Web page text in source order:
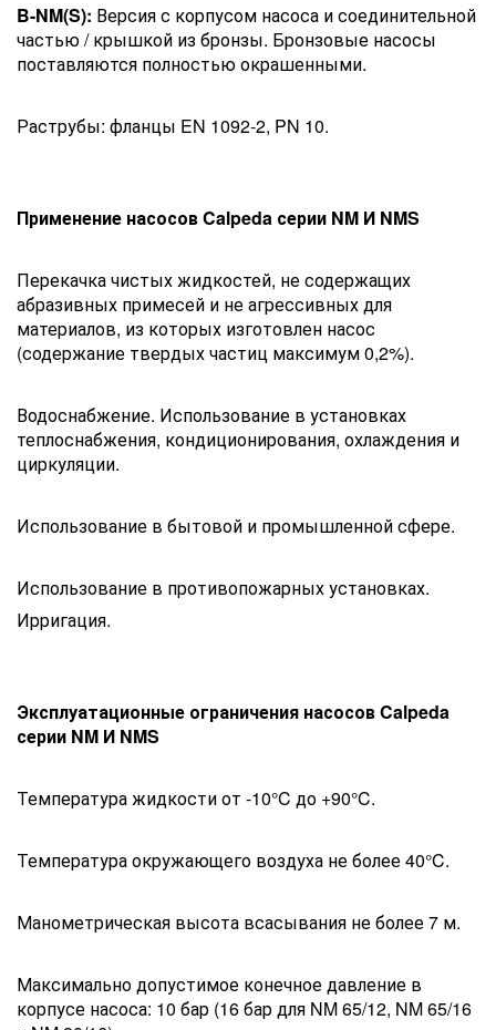
B-NM(S): Версия с корпусом насоса и соединительной
частью / крышкой из бронзы. Бронзовые насосы
поставляются полностью окрашенными.
Раструбы: фланцы EN 1092-2, PN 10.
Применение насосов Calpeda серии NM И NMS
Перекачка чистых жидкостей, не содержащих
абразивных примесей и не агрессивных для
материалов, из которых изготовлен насос
(содержание твердых частиц максимум 0,2%).
Водоснабжение. Использование в установках
теплоснабжения, кондиционирования, охлаждения и
циркуляции.
Использование в бытовой и промышленной сфере.
Использование в противопожарных установках.
Ирригация.
Эксплуатационные ограничения насосов Calpeda
серии NM И NMS
Температура жидкости от -10°C до +90°C.
Температура окружающего воздуха не более 40°C.
Манометрическая высота всасывания не более 7 м.
Максимально допустимое конечное давление в
корпусе насоса: 10 бар (16 бар для NM 65/12, NM 65/16